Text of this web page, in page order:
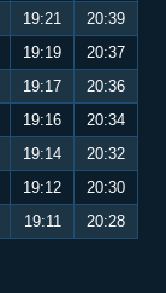
19:21
20:39
19:19
20:37
19:17
20:36
19:16
20:34
19:14
20:32
19:12
20:30
19:11 20:28